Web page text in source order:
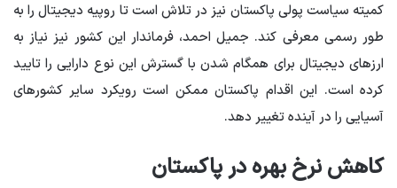
کمیته سیاست پولی پاکستان نیز در تلاش است تا روپیه دیجیتال را به
طور رسمی معرفی کند. جمیل احمد، فرماندار این کشور نیز نیاز به
ارزهای دیجیتال برای همگام شدن با گسترش این نوع دارایی را تایید
کرده است. این اقدام پاکستان ممکن است رویکرد سایر کشورهای
آسیایی را در آینده تغییر دهد.
کاهش نرخ بهره در پاکستان